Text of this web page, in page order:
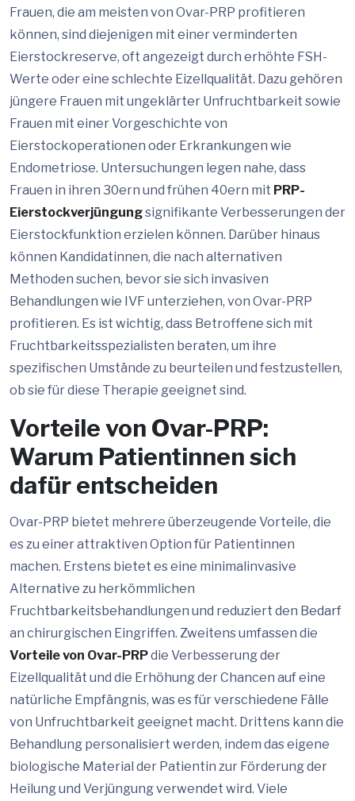
Frauen, die am meisten von Ovar-PRP profitieren
können, sind diejenigen mit einer verminderten
Eierstockreserve, oft angezeigt durch erhöhte FSH-
Werte oder eine schlechte Eizellqualität. Dazu gehören
jüngere Frauen mit ungeklärter Unfruchtbarkeit sowie
Frauen mit einer Vorgeschichte von
Eierstockoperationen oder Erkrankungen wie
Endometriose. Untersuchungen legen nahe, dass
Frauen in ihren 30ern und frühen 40ern mit PRP-
Eierstockverjüngungsignifikante Verbesserungen der
Eierstockfunktion erzielen können. Darüber hinaus
können Kandidatinnen, die nach alternativen
Methoden suchen, bevor sie sich invasiven
Behandlungen wie IVF unterziehen, von Ovar-PRP
profitieren. Es ist wichtig, dass Betroffene sich mit
Fruchtbarkeitsspezialisten beraten, um ihre
spezifischen Umstände zu beurteilen und festzustellen,
ob sie für diese Therapie geeignet sind.
Vorteile von Ovar-PRP:
Warum Patientinnen sich
dafür entscheiden
Ovar-PRP bietet mehrere überzeugende Vorteile, die
es zu einer attraktiven Option für Patientinnen
machen. Erstens bietet es eine minimalinvasive
Alternative zu herkömmlichen
Fruchtbarkeitsbehandlungen und reduziert den Bedarf
an chirurgischen Eingriffen. Zweitens umfassen die
Vorteile von Ovar-PRPdie Verbesserung der
Eizellqualität und die Erhöhung der Chancen auf eine
natürliche Empfängnis, was es für verschiedene Fälle
von Unfruchtbarkeit geeignet macht. Drittens kann die
Behandlung personalisiert werden, indem das eigene
biologische Material der Patientin zur Förderung der
Heilung und Verjüngung verwendet wird. Viele